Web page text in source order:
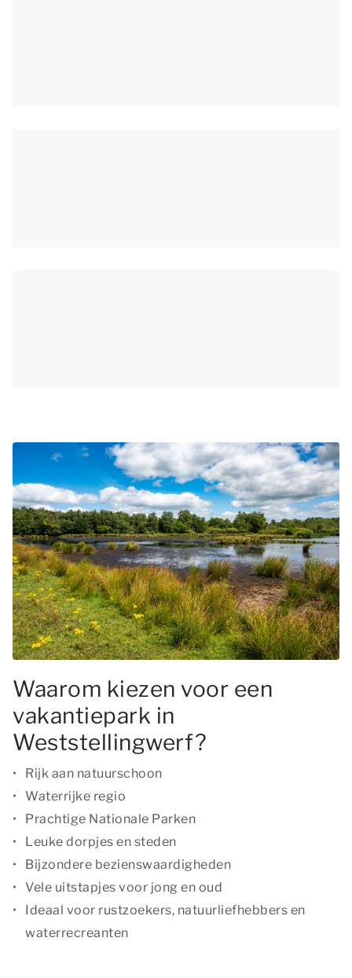
Waarom kiezen voor een
vakantiepark in
Weststellingwerf?
Rijk aan natuurschoon
Waterrijke regio
Prachtige Nationale Parken
Leuke dorpjes en steden
Bijzondere bezienswaardigheden
Vele uitstapjes voor jong en oud
Ideaal voor rustzoekers, natuurliefhebbers en
waterrecreanten